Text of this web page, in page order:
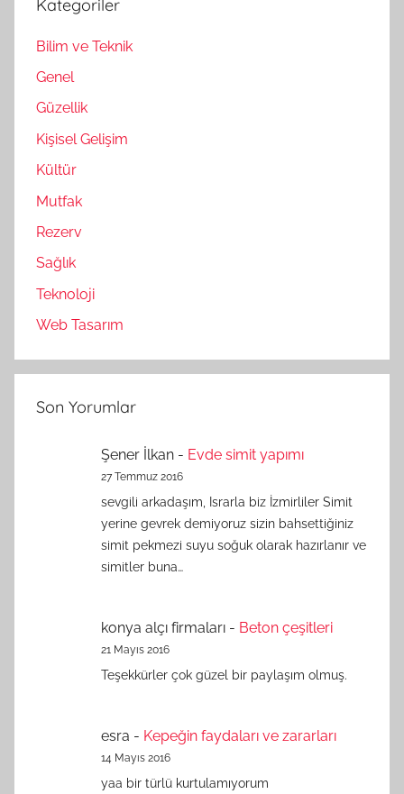
Kategoriler
Bilim ve Teknik
Genel
Güzellik
Kişisel Gelişim
Kültür
Mutfak
Rezerv
Sağlık
Teknoloji
Web Tasarım
Son Yorumlar
Şener İlkan - Evde simit yapımı
27 Temmuz 2016
sevgili arkadaşım, Israrla biz İzmirliler Simit
yerine gevrek demiyoruz sizin bahsettiğiniz
simit pekmezi suyu soğuk olarak hazırlanır ve
simitler buna…
konya alçı firmaları - Beton çeşitleri
21 Mayıs 2016
Teşekkürler çok güzel bir paylaşım olmuş.
esra - Kepeğin faydaları ve zararları
14 Mayıs 2016
yaa bir türlü kurtulamıyorum